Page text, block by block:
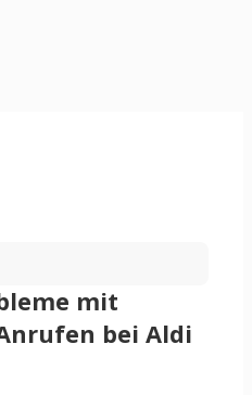
mit
bei Aldi